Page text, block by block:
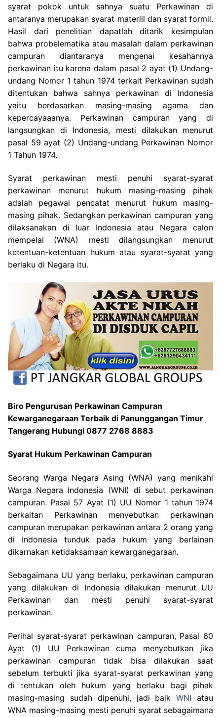
syarat pokok untuk sahnya suatu Perkawinan di
antaranya merupakan syarat materiil dan syarat formil.
Hasil dari penelitian dapatlah ditarik kesimpulan
bahwa probelematika atau masalah dalam perkawinan
campuran diantaranya mengenai kesahannya
perkawinan itu karena dalam pasal 2 ayat (1) Undang-
undang Nomor 1 tahun 1974 terkait Perkawinan sudah
ditentukan bahwa sahnya perkawinan di Indonesia
yaitu berdasarkan masing-masing agama dan
kepercayaaanya. Perkawinan campuran yang di
langsungkan di Indonesia, mesti dilakukan menurut
pasal 59 ayat (2) Undang-undang Perkawinan Nomor
1 Tahun 1974.
Syarat perkawinan mesti penuhi syarat-syarat
perkawinan menurut hukum masing-masing pihak
adalah pegawai pencatat menurut hukum masing-
masing pihak. Sedangkan perkawinan campuran yang
dilaksanakan di luar Indonesia atau Negara calon
mempelai (WNA) mesti dilangsungkan menurut
ketentuan-ketentuan hukum atau syarat-syarat yang
berlaku di Negara itu.
Biro Pengurusan Perkawinan Campuran
Kewarganegaraan Terbaik di Panunggangan Timur
Tangerang Hubungi 0877 2768 8883
Syarat Hukum Perkawinan Campuran
Seorang Warga Negara Asing (WNA) yang menikahi
Warga Negara Indonesia (WNI) di sebut perkawinan
campuran. Pasal 57 Ayat (1) UU Nomor 1 tahun 1974
berkaitan Perkawinan menyebutkan perkawinan
campuran merupakan perkawinan antara 2 orang yang
di Indonesia tunduk pada hukum yang berlainan
dikarnakan ketidaksamaan kewarganegaraan.
Sebagaimana UU yang berlaku, perkawinan campuran
yang dilakukan di Indonesia dilakukan menurut UU
Perkawinan dan mesti penuhi syarat-syarat
perkawinan.
Perihal syarat-syarat perkawinan campuran, Pasal 60
Ayat (1) UU Perkawinan cuma menyebutkan jika
perkawinan campuran tidak bisa dilakukan saat
sebelum terbukti jika syarat-syarat perkawinan yang
di tentukan oleh hukum yang berlaku bagi pihak
masing-masing sudah dipenuhi, jadi baikWNI atau
WNA masing-masing mesti penuhi syarat sebagaimana